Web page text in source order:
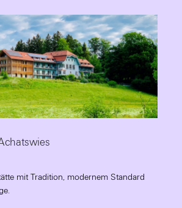
mit Tradition, modernem Standard